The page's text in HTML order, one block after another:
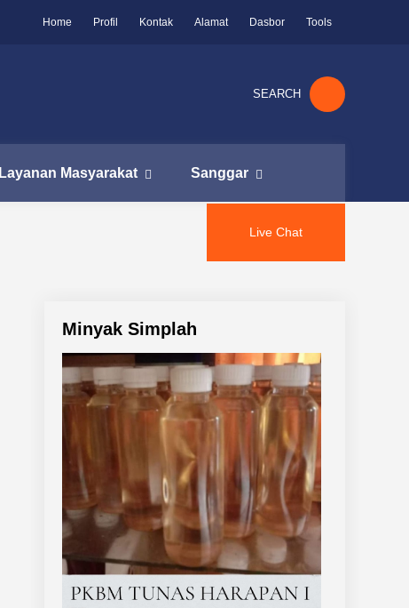
Home Profil Kontak Alamat Dasbor Tools
SEARCH
Layanan Masyarakat Sanggar
Live Chat
Minyak Simplah